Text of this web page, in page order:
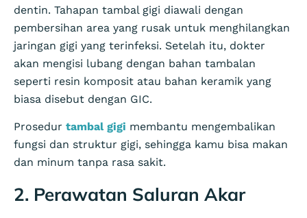
dentin. Tahapan tambal gigi diawali dengan
pembersihan area yang rusak untuk menghilangkan
jaringan gigi yang terinfeksi. Setelah itu, dokter
akan mengisi lubang dengan bahan tambalan
seperti resin komposit atau bahan keramik yang
biasa disebut dengan GIC.
Prosedur tambal gigi membantu mengembalikan
fungsi dan struktur gigi, sehingga kamu bisa makan
dan minum tanpa rasa sakit.
2. Perawatan Saluran Akar